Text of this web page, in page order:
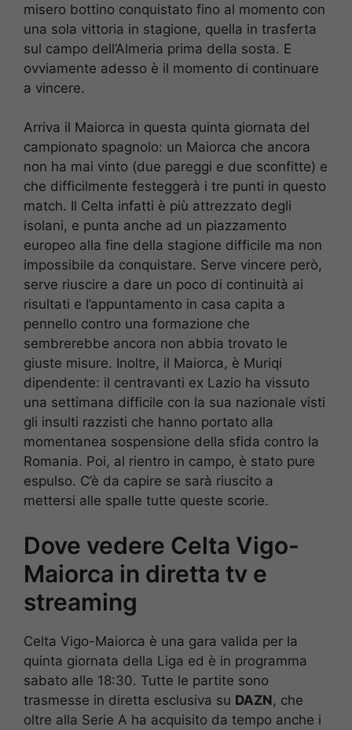
misero bottino conquistato fino al momento con
una sola vittoria in stagione, quella in trasferta
sul campo dell’Almeria prima della sosta. E
ovviamente adesso è il momento di continuare
a vincere.
Arriva il Maiorca in questa quinta giornata del
campionato spagnolo: un Maiorca che ancora
non ha mai vinto (due pareggi e due sconfitte) e
che difficilmente festeggerà i tre punti in questo
match. Il Celta infatti è più attrezzato degli
isolani, e punta anche ad un piazzamento
europeo alla fine della stagione difficile ma non
impossibile da conquistare. Serve vincere però,
serve riuscire a dare un poco di continuità ai
risultati e l’appuntamento in casa capita a
pennello contro una formazione che
sembrerebbe ancora non abbia trovato le
giuste misure. Inoltre, il Maiorca, è Muriqi
dipendente: il centravanti ex Lazio ha vissuto
una settimana difficile con la sua nazionale visti
gli insulti razzisti che hanno portato alla
momentanea sospensione della sfida contro la
Romania. Poi, al rientro in campo, è stato pure
espulso. C’è da capire se sarà riuscito a
mettersi alle spalle tutte queste scorie.
Dove vedere Celta Vigo-
Maiorca in diretta tv e
streaming
Celta Vigo-Maiorca è una gara valida per la
quinta giornata della Liga ed è in programma
sabato alle 18:30. Tutte le partite sono
trasmesse in diretta esclusiva su DAZN, che
oltre alla Serie A ha acquisito da tempo anche i